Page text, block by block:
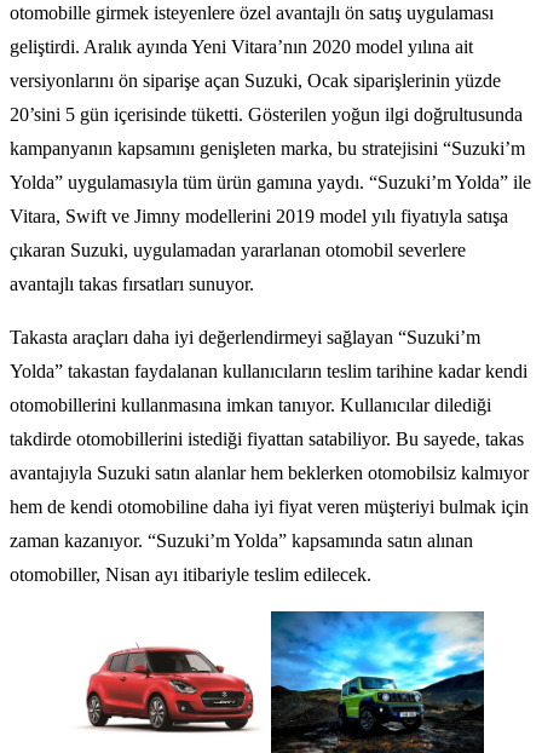
otomobille girmek isteyenlere özel avantajlı ön satış uygulaması
geliştirdi. Aralık ayında Yeni Vitara’nın 2020 model yılına ait
versiyonlarını ön siparişe açan Suzuki, Ocak siparişlerinin yüzde
20’sini 5 gün içerisinde tüketti. Gösterilen yoğun ilgi doğrultusunda
kampanyanın kapsamını genişleten marka, bu stratejisini “Suzuki’m
Yolda” uygulamasıyla tüm ürün gamına yaydı. “Suzuki’m Yolda” ile
Vitara, Swift ve Jimny modellerini 2019 model yılı fiyatıyla satışa
çıkaran Suzuki, uygulamadan yararlanan otomobil severlere
avantajlı takas fırsatları sunuyor.
Takasta araçları daha iyi değerlendirmeyi sağlayan “Suzuki’m
Yolda” takastan faydalanan kullanıcıların teslim tarihine kadar kendi
otomobillerini kullanmasına imkan tanıyor. Kullanıcılar dilediği
takdirde otomobillerini istediği fiyattan satabiliyor. Bu sayede, takas
avantajıyla Suzuki satın alanlar hem beklerken otomobilsiz kalmıyor
hem de kendi otomobiline daha iyi fiyat veren müşteriyi bulmak için
zaman kazanıyor. “Suzuki’m Yolda” kapsamında satın alınan
otomobiller, Nisan ayı itibariyle teslim edilecek.